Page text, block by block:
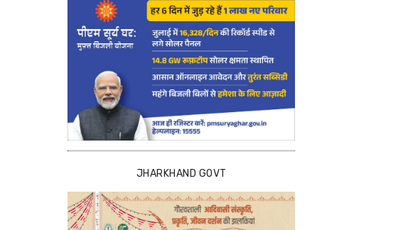
JHARKHAND GOVT